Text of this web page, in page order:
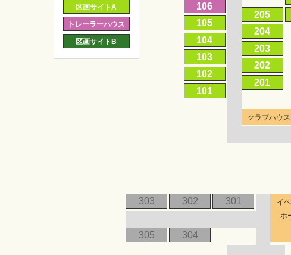
106
204
203
202
201
105
104
103
102
101
205
303
305
302
304
301
区画サイトA
トレーラーハウス
区画サイトB
クラブハウス
イ
ホ